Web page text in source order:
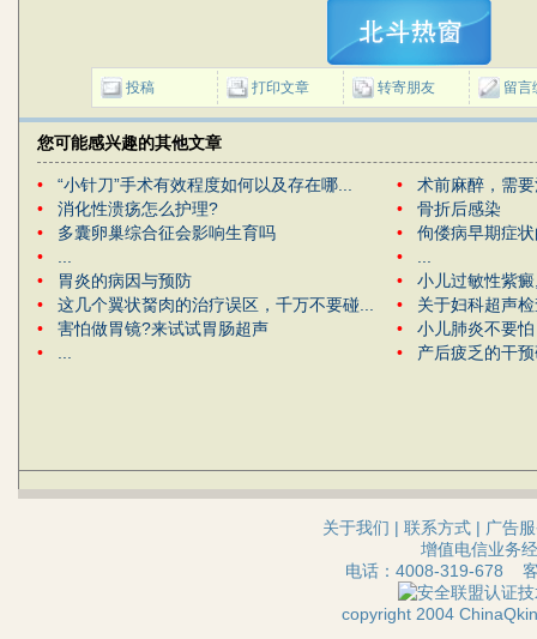
投稿 打印文章 转寄朋友 留言
您可能感兴趣的其他文章
• “小针刀”手术有效程度如何以及存在哪... • 术前麻醉，需
• 消化性溃疡怎么护理? • 骨折后感染
• 多囊卵巢综合征会影响生育吗 • 佝偻病早期症
•
•
•
胃炎的病因与预防 • 小儿过敏性紫
• 这几个翼状胬肉的治疗误区，千万不要碰... • 关于妇科超声
• 害怕做胃镜?来试试胃肠超声 • 小儿肺炎不要
•
• 产后疲乏的干
关于我们 | 联系方式 | 广告
增值电信业务
电话：4008-319-678
copyright 2004